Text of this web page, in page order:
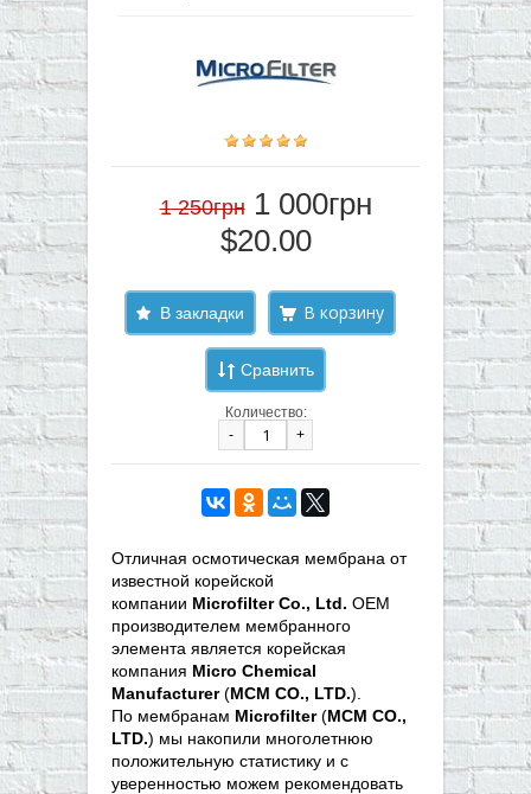
1 250грн 1 000грн
$20.00
В закладки
Сравнить
Количество:
-
+
Отличная осмотическая мембрана от
известной корейской
компании Microfilter Co., Ltd. OEM
производителем мембранного
элемента является корейская
компания Micro Chemical
Manufacturer(MCM CO., LTD.).
По мембранам Microfilter(MCM CO.,
LTD.) мы накопили многолетнюю
положительную статистику и с
уверенностью можем рекомендовать